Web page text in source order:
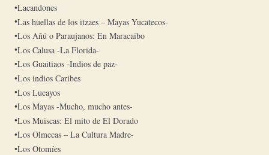
Lacandones
Las huellas de los itzaes – Mayas Yucatecos-
Los Añú o Paraujanos: En Maracaibo
Los Calusa -La Florida-
Los Guaitiaos -Indios de paz-
Los indios Caribes
Los Lucayos
Los Mayas -Mucho, mucho antes-
Los Muiscas: El mito de El Dorado
Los Olmecas – La Cultura Madre-
Los Otomíes